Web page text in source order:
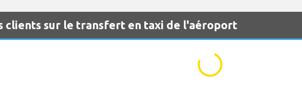
clients sur le transfert en taxi de l'aéroport
...